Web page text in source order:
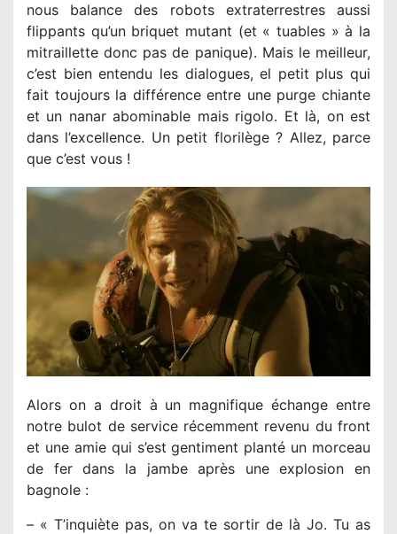
nous balance des robots extraterrestres aussi
flippants qu’un briquet mutant (et « tuables » à la
mitraillette donc pas de panique). Mais le meilleur,
c’est bien entendu les dialogues, el petit plus qui
fait toujours la différence entre une purge chiante
et un nanar abominable mais rigolo. Et là, on est
dans l’excellence. Un petit florilège ? Allez, parce
que c’est vous !
Alors on a droit à un magnifique échange entre
notre bulot de service récemment revenu du front
et une amie qui s’est gentiment planté un morceau
de fer dans la jambe après une explosion en
bagnole :
– « T’inquiète pas, on va te sortir de là Jo. Tu as